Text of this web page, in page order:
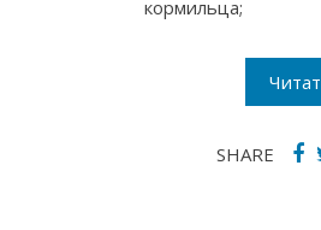
кормильца;
SHARE